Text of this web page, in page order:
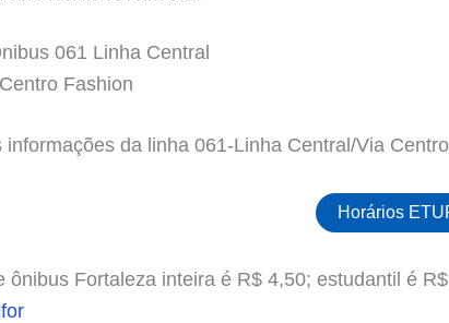
061 Linha Central
Fashion
informações da linha 061-Linha Central/Via
Horários
ônibus Fortaleza inteira é R$ 4,50; estudantil é